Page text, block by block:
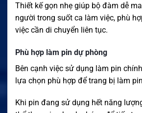
Thiết kế gọn nhẹ giúp bộ đàm dễ
người trong suốt ca làm việc, phù
việc cần di chuyển liên tục.
Phù hợp làm pin dự phòng
Bên cạnh việc sử dụng làm pin
lựa chọn phù hợp để trang bị làm
Khi pin đang sử dụng hết năng